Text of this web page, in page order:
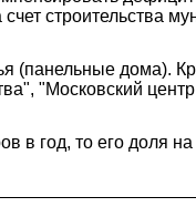
строительства
(панельные дома).
"Московский центр
в год, то его доля